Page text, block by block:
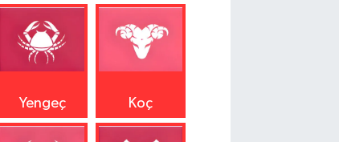
Yengeç Koç